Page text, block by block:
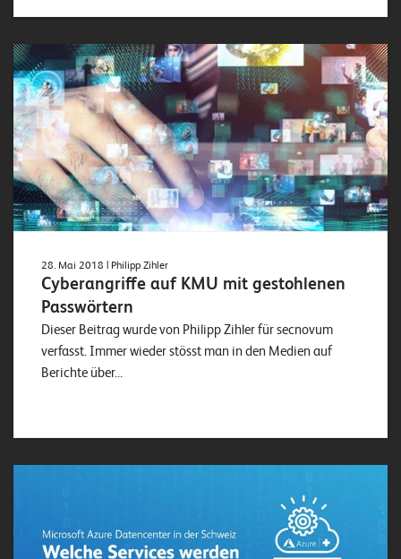
28. Mai 2018 | Philipp Zihler
Cyberangriffe auf KMU mit gestohlenen
Passwörtern
Dieser Beitrag wurde von Philipp Zihler für secnovum
verfasst. Immer wieder stösst man in den Medien auf
Berichte über...